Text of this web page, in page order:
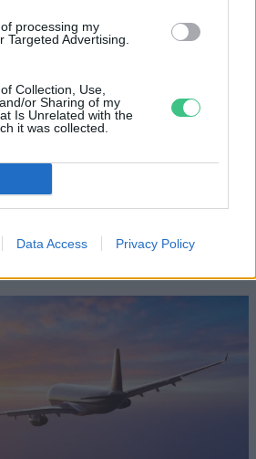
processing my
Targeted Advertising.
Collection, Use,
or Sharing of my
Is Unrelated with the
it was collected.
Data Access Privacy Policy
érdemes minél többet felkeresni.
programokkal várja a
a közönséget a 160 éves
Állatkert
lelőhelyek!